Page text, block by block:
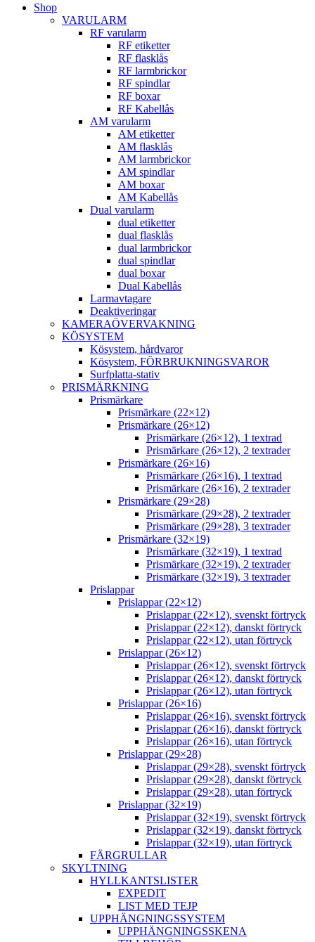
Shop
VARULARM
RF varularm
RF etiketter
RF flasklås
RF larmbrickor
RF spindlar
RF boxar
RF Kabellås
AM varularm
AM etiketter
AM flasklås
AM larmbrickor
AM spindlar
AM boxar
AM Kabellås
Dual varularm
dual etiketter
dual flasklås
dual larmbrickor
dual spindlar
dual boxar
Dual Kabellås
Larmavtagare
Deaktiveringar
KAMERAÖVERVAKNING
KÖSYSTEM
Kösystem, hårdvaror
Kösystem, FÖRBRUKNINGSVAROR
Surfplatta-stativ
PRISMÄRKNING
Prismärkare
Prismärkare (22×12)
Prismärkare (26×12)
Prismärkare (26×12), 1 textrad
Prismärkare (26×12), 2 textrader
Prismärkare (26×16)
Prismärkare (26×16), 1 textrad
Prismärkare (26×16), 2 textrader
Prismärkare (29×28)
Prismärkare (29×28), 2 textrader
Prismärkare (29×28), 3 textrader
Prismärkare (32×19)
Prismärkare (32×19), 1 textrad
Prismärkare (32×19), 2 textrader
Prismärkare (32×19), 3 textrader
Prislappar
Prislappar (22×12)
Prislappar (22×12), svenskt förtryck
Prislappar (22×12), danskt förtryck
Prislappar (22×12), utan förtryck
Prislappar (26×12)
Prislappar (26×12), svenskt förtryck
Prislappar (26×12), danskt förtryck
Prislappar (26×12), utan förtryck
Prislappar (26×16)
Prislappar (26×16), svenskt förtryck
Prislappar (26×16), danskt förtryck
Prislappar (26×16), utan förtryck
Prislappar (29×28)
Prislappar (29×28), svenskt förtryck
Prislappar (29×28), danskt förtryck
Prislappar (29×28), utan förtryck
Prislappar (32×19)
Prislappar (32×19), svenskt förtryck
Prislappar (32×19), danskt förtryck
Prislappar (32×19), utan förtryck
FÄRGRULLAR
SKYLTNING
HYLLKANTSLISTER
EXPEDIT
LIST MED TEJP
UPPHÄNGNINGSSYSTEM
UPPHÄNGNINGSSKENA